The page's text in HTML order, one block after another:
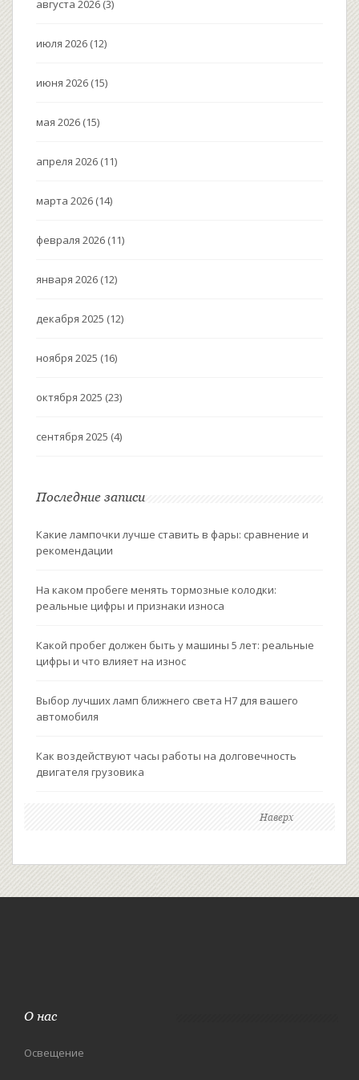
августа 2026 (3)
июля 2026 (12)
июня 2026 (15)
мая 2026 (15)
апреля 2026 (11)
марта 2026 (14)
февраля 2026 (11)
января 2026 (12)
декабря 2025 (12)
ноября 2025 (16)
октября 2025 (23)
сентября 2025 (4)
Последние записи
Какие лампочки лучше ставить в фары: сравнение и
рекомендации
На каком пробеге менять тормозные колодки:
реальные цифры и признаки износа
Какой пробег должен быть у машины 5 лет: реальные
цифры и что влияет на износ
Выбор лучших ламп ближнего света H7 для вашего
автомобиля
Как воздействуют часы работы на долговечность
двигателя грузовика
Наверх
О нас
Освещение